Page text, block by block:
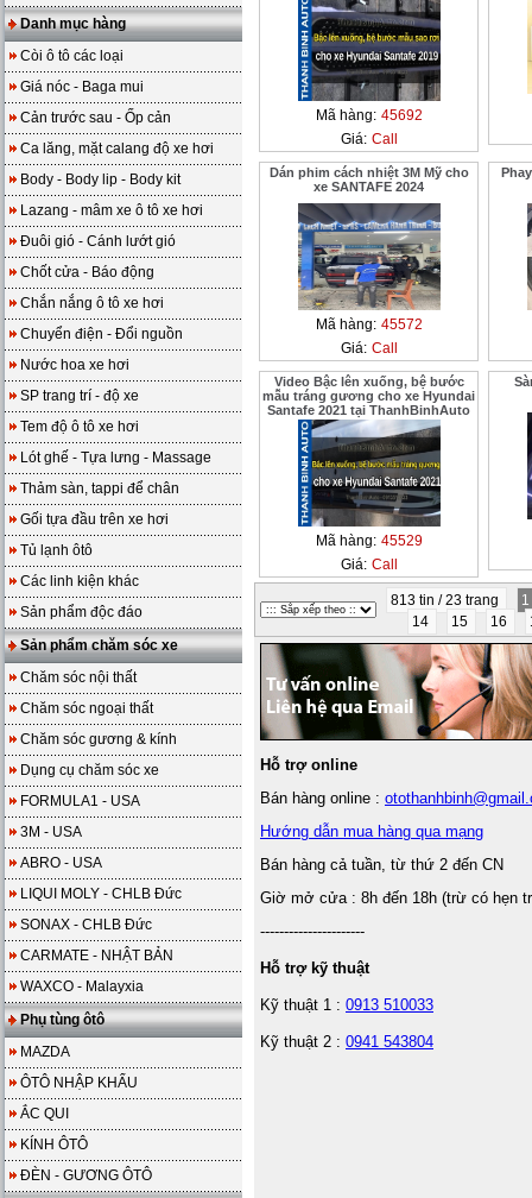
Danh mục hàng
Còi ô tô các loại
Giá nóc - Baga mui
Cản trước sau - Ốp cản
Ca lăng, mặt calang độ xe hơi
Body - Body lip - Body kit
Lazang - mâm xe ô tô xe hơi
Đuôi gió - Cánh lướt gió
Chốt cửa - Báo động
Chắn nắng ô tô xe hơi
Chuyển điện - Đổi nguồn
Nước hoa xe hơi
SP trang trí - độ xe
Tem độ ô tô xe hơi
Lót ghế - Tựa lưng - Massage
Thảm sàn, tappi để chân
Gối tựa đầu trên xe hơi
Tủ lạnh ôtô
Các linh kiện khác
Sản phẩm độc đáo
Sản phẩm chăm sóc xe
Chăm sóc nội thất
Chăm sóc ngoại thất
Chăm sóc gương & kính
Dụng cụ chăm sóc xe
FORMULA1 - USA
3M - USA
ABRO - USA
LIQUI MOLY - CHLB Đức
SONAX - CHLB Đức
CARMATE - NHẬT BẢN
WAXCO - Malayxia
Phụ tùng ôtô
MAZDA
ÔTÔ NHẬP KHẨU
ẮC QUI
KÍNH ÔTÔ
ĐÈN - GƯƠNG ÔTÔ
Mã hàng: 45692
Giá: Call
Dán phim cách nhiệt 3M Mỹ cho
xe SANTAFE 2024
Mã hàng: 45572
Giá: Call
Video Bậc lên xuống, bệ bước
mẫu tráng gương cho xe Hyundai
Santafe 2021 tại ThanhBinhAuto
Mã hàng: 45529
Giá: Call
813 tin / 23 trang
1
14
15 16
Hỗ trợ online
Bán hàng online :
Hướng dẫn mua hàng qua mạng
Bán hàng cả tuần, từ thứ 2 đến CN
Giờ mở cửa : 8h đến 18h (trừ có hẹn
----------------------
Hỗ trợ kỹ thuật
Kỹ thuật 1 : 0913 510033
Kỹ thuật 2 : 0941 543804